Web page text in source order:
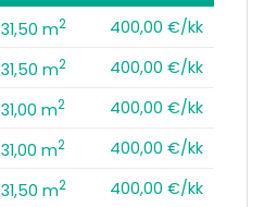
31,50 m2
400,00 €/kk
31,50 m2
400,00 €/kk
31,00 m2
400,00 €/kk
31,00 m2
400,00 €/kk
31,50 m2
400,00 €/kk